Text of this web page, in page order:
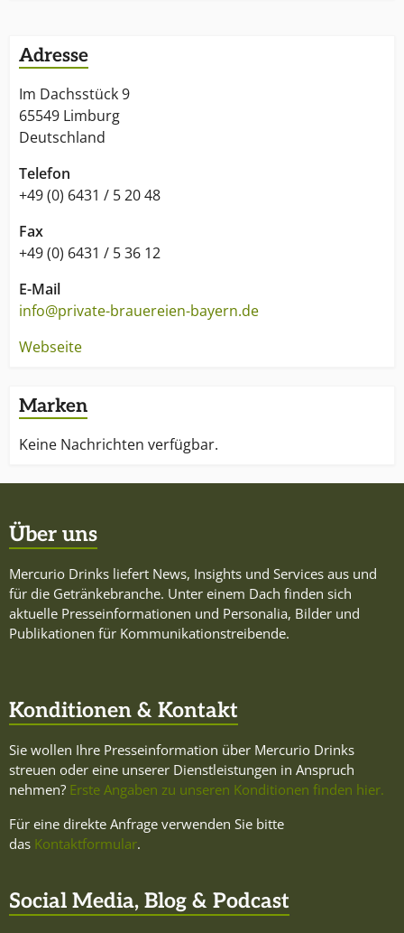
Adresse
Im Dachsstück 9
65549 Limburg
Deutschland
Telefon
+49 (0) 6431 / 5 20 48
Fax
+49 (0) 6431 / 5 36 12
E-Mail
info@private-brauereien-bayern.de
Webseite
Marken
Keine Nachrichten verfügbar.
Über uns
Mercurio Drinks liefert News, Insights und Services aus und
für die Getränkebranche. Unter einem Dach finden sich
aktuelle Presseinformationen und Personalia, Bilder und
Publikationen für Kommunikationstreibende.
Konditionen & Kontakt
Sie wollen Ihre Presseinformation über Mercurio Drinks
streuen oder eine unserer Dienstleistungen in Anspruch
nehmen? Erste Angaben zu unseren Konditionen finden hier.
Für eine direkte Anfrage verwenden Sie bitte
das Kontaktformular.
Social Media, Blog & Podcast